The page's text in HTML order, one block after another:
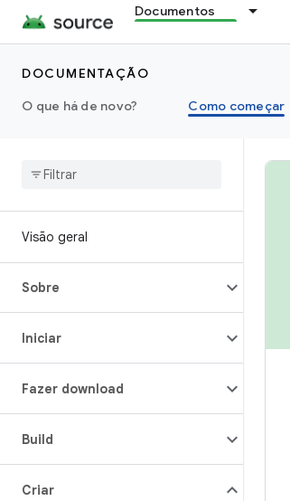
Documentos
DOCUMENTAÇÃO
O que há de novo?
Como começar
Visão geral
Sobre
Iniciar
Fazer download
Build
Criar